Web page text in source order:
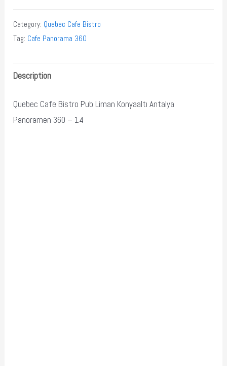
Category: Quebec Cafe Bistro
Tag: Cafe Panorama 360
Description
Quebec Cafe Bistro Pub Liman Konyaaltı Antalya
Panoramen 360 – 14